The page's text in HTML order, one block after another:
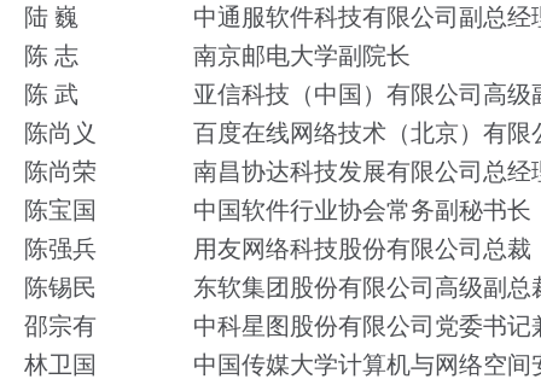
陆 巍
中通服软件科技有限公司副总经
陈 志
南京邮电大学副院长
陈 武
亚信科技（中国）有限公司高级
陈尚义
百度在线网络技术（北京）有
陈尚荣
南昌协达科技发展有限公司总经
陈宝国
中国软件行业协会常务副秘书长
陈强兵
用友网络科技股份有限公司总裁
陈锡民
东软集团股份有限公司高级副
邵宗有
中科星图股份有限公司党委书记
林卫国
中国传媒大学计算机与网络空间